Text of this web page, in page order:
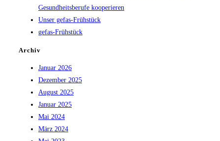
Gesundheitsberufe kooperieren
Unser gefas-Frühstück
gefas-Frühstück
Archiv
Januar 2026
Dezember 2025
August 2025
Januar 2025
Mai 2024
März 2024